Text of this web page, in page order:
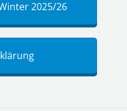
2025/26